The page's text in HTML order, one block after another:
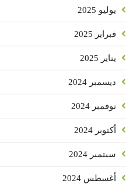
يوليو 2025
فبراير 2025
يناير 2025
ديسمبر 2024
نوفمبر 2024
أكتوبر 2024
سبتمبر 2024
أغسطس 2024